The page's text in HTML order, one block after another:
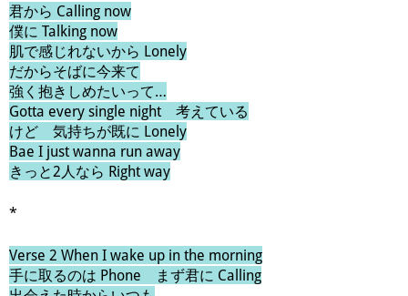
君から Calling now
僕に Talking now
肌で感じれないから Lonely
だからそばに今来て
強く抱きしめたいって…
Gotta every single night 考えている
けど 気持ちが既に Lonely
Bae I just wanna run away
きっと2人なら Right way
*
Verse 2 When I wake up in the morning
手に取るのは Phone まず君に Calling